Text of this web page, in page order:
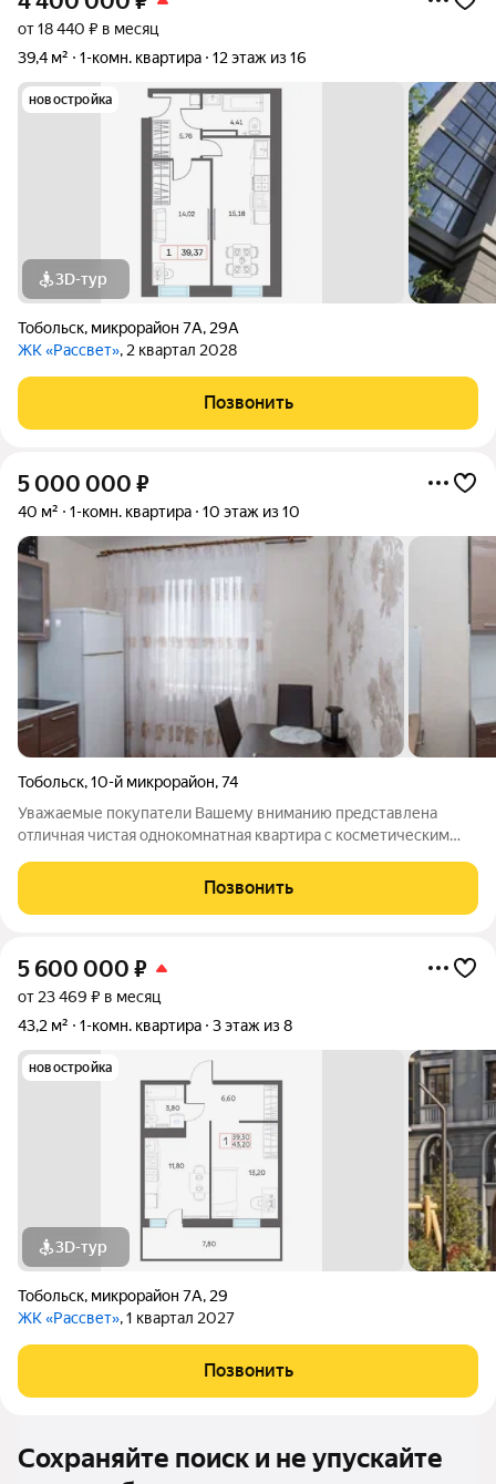
от 18 440 ₽ в месяц
39,4 м²
1-комн. квартира 12 этаж из 16
новостройка
3D-тур
Тобольск, микрорайон 7А, 29А
ЖК «Рассвет», 2 квартал 2028
Позвонить
5 000 000 ₽
40 м² 1-комн. квартира 10 этаж из 10
Тобольск,10-й микрорайон,74
Уважаемые покупатели Вашему вниманию представлена
отличная чистая однокомнатная квартира с косметическим
жить в тишине и спокойствии. Балкон застеклен. Окна
пластиковые. Санузел совмещенный в
Позвонить
5 600 000 ₽
от 23 469 ₽ в месяц
43,2 м²
1-комн. квартира 3 этаж из 8
новостройка
3D-тур
Тобольск, микрорайон 7А, 29
ЖК «Рассвет», 1 квартал 2027
Позвонить
Сохраняйте поиск и не упускайте